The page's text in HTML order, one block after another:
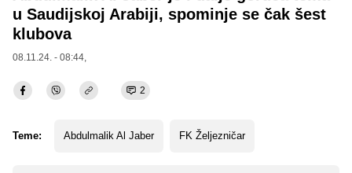
u Saudijskoj Arabiji, spominje se čak šest
klubova
08.11.24. - 08:44,
2
Teme: Abdulmalik Al Jaber FK Željezničar